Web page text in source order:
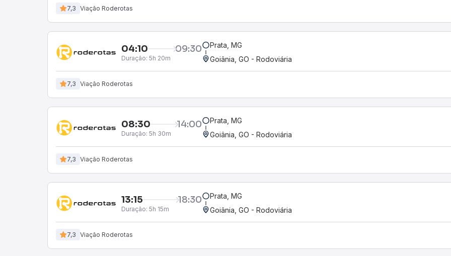
7,3 Viação Roderotas
04:10 09:30
Duração: 5h 20m
Prata, MG
Goiânia, GO - Rodoviária
7,3 Viação Roderotas
08:30 14:00
Duração: 5h 30m
Prata, MG
Goiânia, GO - Rodoviária
7,3 Viação Roderotas
13:15 18:30
Duração: 5h 15m
Prata, MG
Goiânia, GO - Rodoviária
7,3 Viação Roderotas